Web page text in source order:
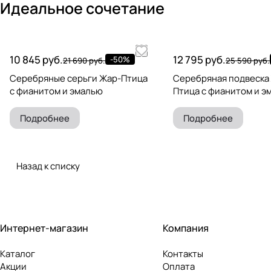
Идеальное сочетание
10 845 руб.21 690 руб. -50%
Серебряные серьги Жар-Птица
с фианитом и эмалью
Подробнее
12 795 руб.25 590 руб.
Серебряная
Птица с фианитом и
Подробнее
Назад к списку
Интернет-магазин
Каталог
Акции
Компания
Контакты
Оплата